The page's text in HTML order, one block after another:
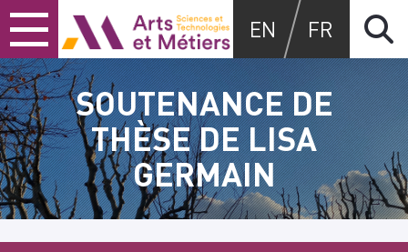
Skip
to
content
Skip
to
main
menu
Skip
to
search
Arts et métiers
EN FR
SOUTENANCE DE
THÈSE DE LISA
GERMAIN